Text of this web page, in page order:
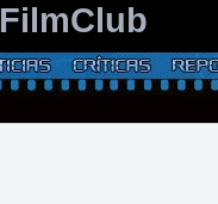
FilmClub